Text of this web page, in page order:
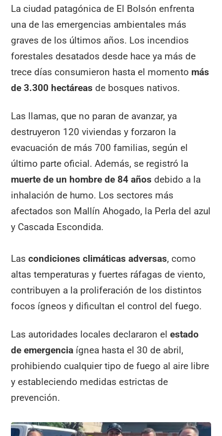
La ciudad patagónica de El Bolsón enfrenta
una de las emergencias ambientales más
graves de los últimos años. Los incendios
forestales desatados desde hace ya más de
trece días consumieron hasta el momento más
de 3.300 hectáreas de bosques nativos.
Las llamas, que no paran de avanzar, ya
destruyeron 120 viviendas y forzaron la
evacuación de más 700 familias, según el
último parte oficial. Además, se registró la
muerte de un hombre de 84 años debido a la
inhalación de humo. Los sectores más
afectados son Mallín Ahogado, la Perla del azul
y Cascada Escondida.
Lascondiciones climáticas adversas, como
altas temperaturas y fuertes ráfagas de viento,
contribuyen a la proliferación de los distintos
focos ígneos y dificultan el control del fuego.
Las autoridades locales declararon elestado
de emergencia ígnea hasta el 30 de abril,
prohibiendo cualquier tipo de fuego al aire libre
y estableciendo medidas estrictas de
prevención.